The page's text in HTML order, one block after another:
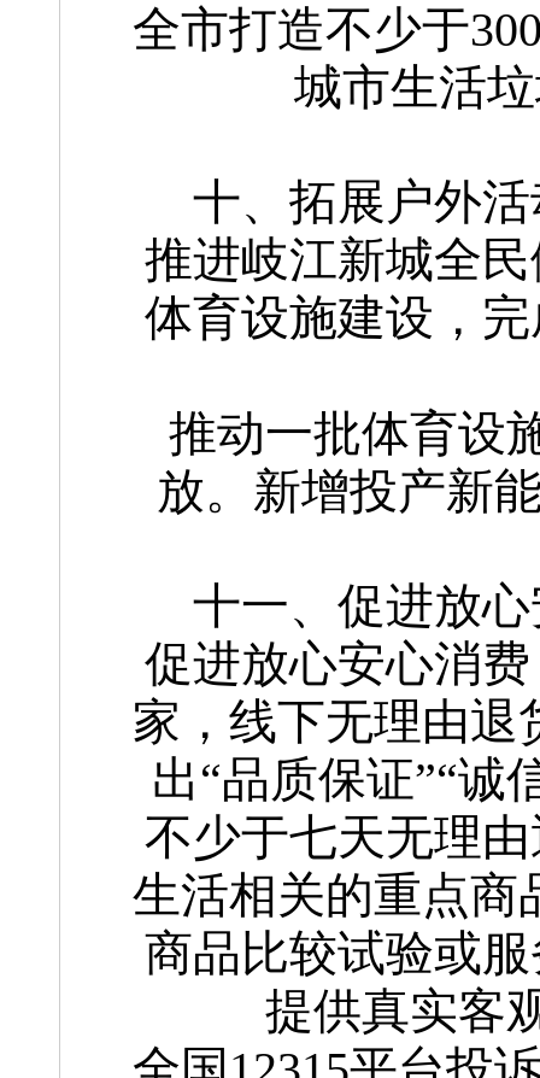
全市打造不少于
城市生活
十、拓展户外
推进岐江新城全
体育设施建设，
推动一批体育设
放。新增投产新
十一、促进放
促进放心安心消
家，线下无理由退
出“品质保证”“诚
不少于七天无理
生活相关的重点商
商品比较试验或
提供真实客